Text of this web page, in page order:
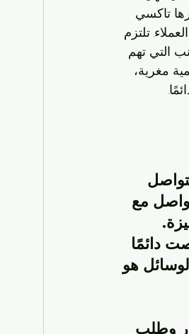
تاكسي
تلتزم
التي تهم
مغرية،
مع
دائمًا
هو
وطلب